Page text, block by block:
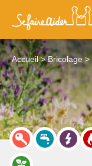
Accueil Bricolage